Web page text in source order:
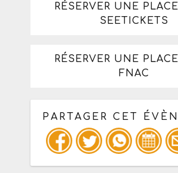
RÉSERVER UNE
SEETICKETS
RÉSERVER UNE
FNAC
PARTAGER CET
Copiez les infos ci-